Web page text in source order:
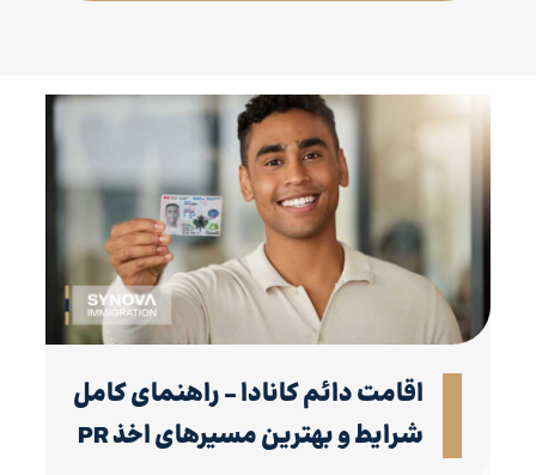
اقامت دائم کانادا – راهنمای کامل
شرایط و بهترین مسیرهای اخذ PR